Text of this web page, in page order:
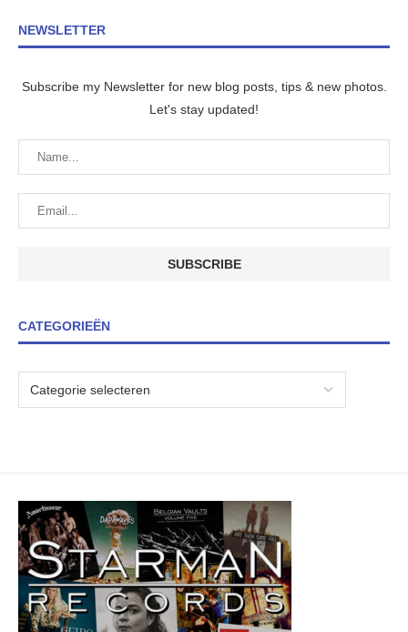
NEWSLETTER
Subscribe my Newsletter for new blog posts, tips & new photos.
Let's stay updated!
CATEGORIEËN